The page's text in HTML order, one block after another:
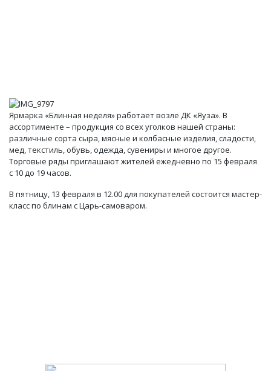
Ярмарка «Блинная неделя» работает возле ДК «Яуза». В
ассортименте – продукция со всех уголков нашей страны:
различные сорта сыра, мясные и колбасные изделия, сладости,
мед, текстиль, обувь, одежда, сувениры и многое другое.
Торговые ряды приглашают жителей ежедневно по 15 февраля
с 10 до 19 часов.
В пятницу, 13 февраля в 12.00 для покупателей состоится мастер-
класс по блинам с Царь-самоваром.